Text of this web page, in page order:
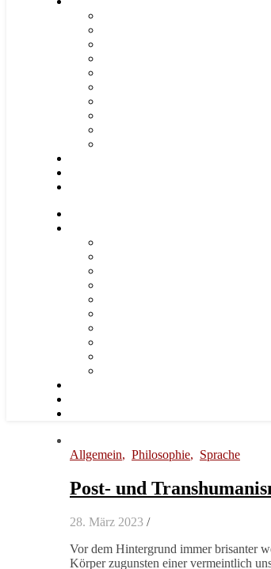
Allgemein, Philosophie, Sprache
Post- und
28. März 2023 /
Vor dem Hintergrund immer brisanter
Körper zugunsten einer vermeintlich